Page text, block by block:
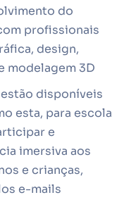
do
profissionais
design,
modelagem 3D
estão disponíveis
esta, para escola
e
imersiva aos
e crianças,
e-mails